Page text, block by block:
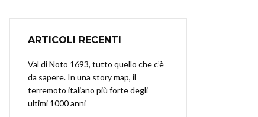
ARTICOLI RECENTI
Val di Noto 1693, tutto quello che c’è
da sapere. In una story map, il
terremoto italiano più forte degli
ultimi 1000 anni